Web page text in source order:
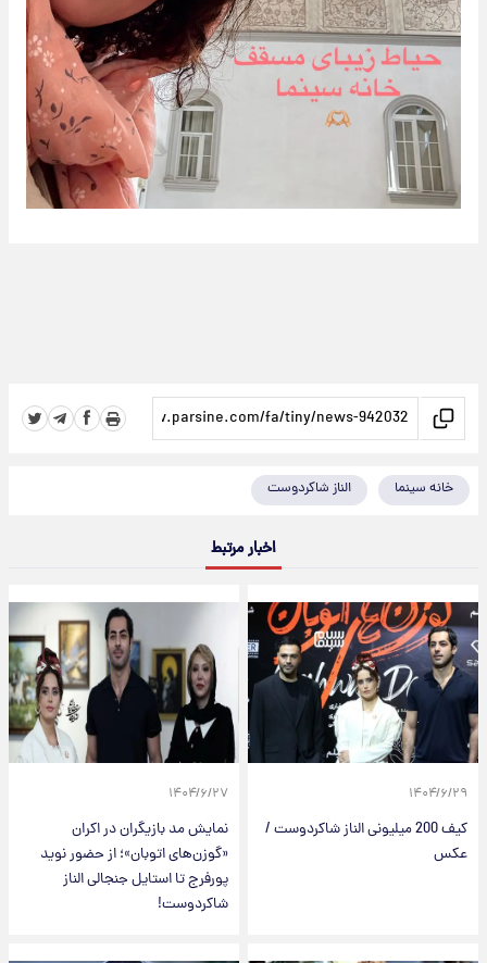
خانه سینما الناز شاکردوست
اخبار مرتبط
۱۴۰۴/۶/۲۹
کیف 200 میلیونی الناز شاکردوست /
عکس
۱۴۰۴/۶/۲۷
نمایش مد بازیگران در اکران
«گوزن‌های اتوبان»؛ از حضور نوید
پورفرج تا استایل جنجالی الناز
شاکردوست!